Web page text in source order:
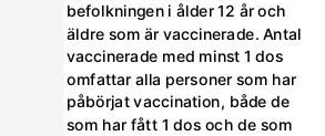
befolkningen i ålder 12 år och
äldre som är vaccinerade. Antal
vaccinerade med minst 1 dos
omfattar alla personer som har
påbörjat vaccination, både de
som har fått 1 dos och de som